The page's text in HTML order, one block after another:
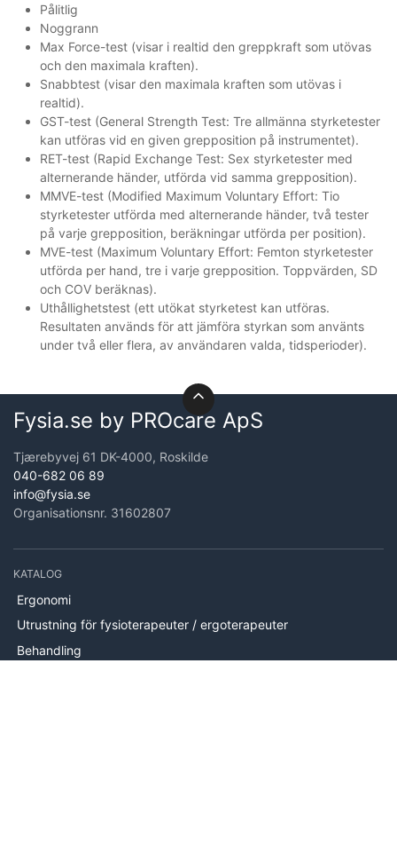
Pålitlig
Noggrann
Max Force-test (visar i realtid den greppkraft som utövas
och den maximala kraften).
Snabbtest (visar den maximala kraften som utövas i
realtid).
GST-test (General Strength Test: Tre allmänna styrketester
kan utföras vid en given grepposition på instrumentet).
RET-test (Rapid Exchange Test: Sex styrketester med
alternerande händer, utförda vid samma grepposition).
MMVE-test (Modified Maximum Voluntary Effort: Tio
styrketester utförda med alternerande händer, två tester
på varje grepposition, beräkningar utförda per position).
MVE-test (Maximum Voluntary Effort: Femton styrketester
utförda per hand, tre i varje grepposition. Toppvärden, SD
och COV beräknas).
Uthållighetstest (ett utökat styrketest kan utföras.
Resultaten används för att jämföra styrkan som använts
under två eller flera, av användaren valda, tidsperioder).
Fysia.se by PROcare ApS
Tjærebyvej 61 DK-4000, Roskilde
040-682 06 89
info@fysia.se
Organisationsnr. 31602807
KATALOG
Ergonomi
Utrustning för fysioterapeuter / ergoterapeuter
Behandling